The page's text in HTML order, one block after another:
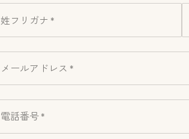
姓フリガナ *
メールアドレス *
電話番号 *